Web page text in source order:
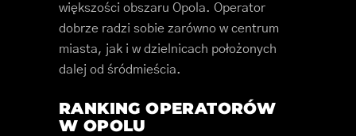
większości obszaru Opola. Operator
dobrze radzi sobie zarówno w centrum
miasta, jak i w dzielnicach położonych
dalej od śródmieścia.
RANKING OPERATORÓW
W OPOLU